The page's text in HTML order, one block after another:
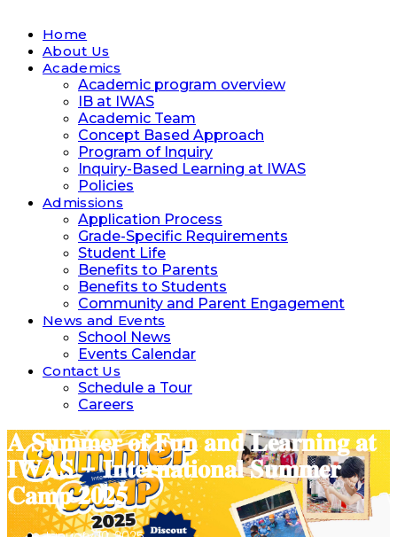
Home
About Us
Academics
Academic program overview
IB at IWAS
Academic Team
Concept Based Approach
Program of Inquiry
Inquiry-Based Learning at IWAS
Policies
Admissions
Application Process
Grade-Specific Requirements
Student Life
Benefits to Parents
Benefits to Students
Community and Parent Engagement
News and Events
School News
Events Calendar
Contact Us
Schedule a Tour
Careers
𝐀 𝐒𝐮𝐦𝐦𝐞𝐫 𝐨𝐟 𝐅𝐮𝐧 𝐚𝐧𝐝 𝐋𝐞𝐚𝐫𝐧𝐢𝐧𝐠 𝐚𝐭
𝐈𝐖𝐀𝐒 – 𝐈𝐧𝐭𝐞𝐫𝐧𝐚𝐭𝐢𝐨𝐧𝐚𝐥 𝐒𝐮𝐦𝐦𝐞𝐫
𝐂𝐚𝐦𝐩 𝟐𝟎𝟐𝟓